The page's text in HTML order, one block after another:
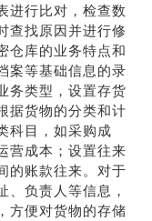
进行比对，检查数
查找原因并进行修
仓库的业务特点和
案等基础信息的录
务类型，设置存货
据货物的分类和计
科目，如采购成
营成本；设置往来
的账款往来。对于
、负责人等信息，
方便对货物的存储